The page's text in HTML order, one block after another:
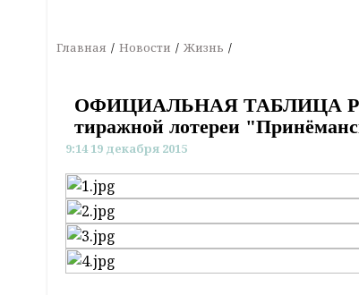
Главная Новости Жизнь
ОФИЦИАЛЬНАЯ ТАБЛИЦА
тиражной лотереи
9:14 19 декабря 2015